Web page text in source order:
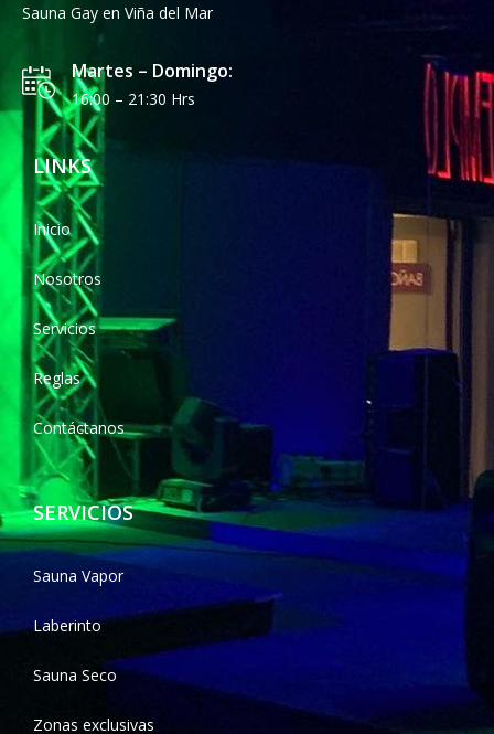
Sauna Gay en Viña del Mar
Martes – Domingo:
16:00 – 21:30 Hrs
LINKS
Inicio
Nosotros
Servicios
Reglas
Contáctanos
SERVICIOS
Sauna Vapor
Laberinto
Sauna Seco
Zonas exclusivas